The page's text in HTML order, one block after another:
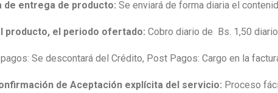
de entrega de producto: Se enviará de forma diaria el
producto, el periodo ofertado: Cobro diario de Bs. 1,50
Se descontará del Crédito, Post Pagos: Cargo en la
de Aceptación explícita del servicio: Proceso